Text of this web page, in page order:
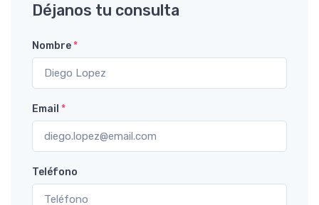
Déjanos tu consulta
Nombre*
Email *
Teléfono